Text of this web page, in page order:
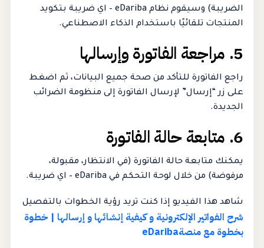
الضريبة) وسيقوم نظام eDariba – اي ضريبة بتكويد
المنتجات تلقائيًا باستخدام الذكاء الاصطناعي.
5. مراجعة الفاتورة وإرسالها
راجع الفاتورة للتأكد من صحة جميع البيانات، ثم اضغط
على زر “إرسال” لإرسال الفاتورة إلى منظومة الضرائب
الجديدة.
6. متابعة حالة الفاتورة
يمكنك متابعة حالة الفاتورة (في الانتظار، مقبولة،
مرفوضة) من خلال لوحة التحكم في eDariba – اي ضريبة.
شاهد هذا الفيديو إذا كنت تريد رؤية الخطوات بالتفصيل
شرح الفواتير الإلكترونية و كيفية إنشائها و إرسالها | خطوة
بخطوة مع منصةeDariba